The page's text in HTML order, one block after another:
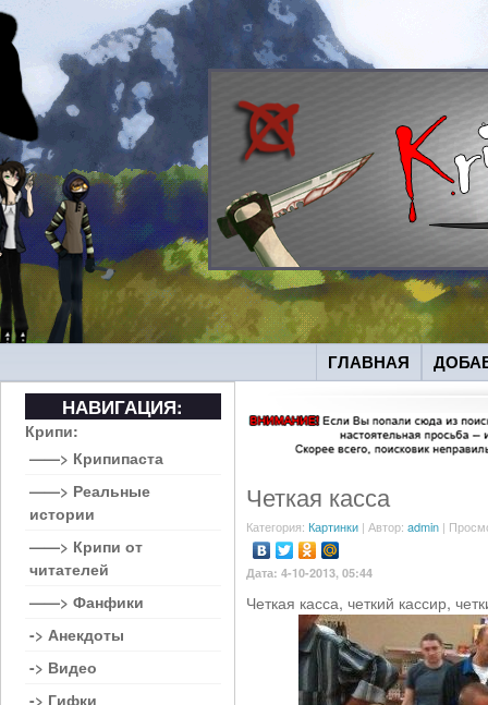
ГЛАВНАЯ
Четкая касса
Категория: Картинки | Автор: admin |
Дата: 4-10-2013, 05:44
Четкая касса, четкий кассир,
НАВИГАЦИЯ:
Крипи:
——> Крипипаста
——> Реальные
истории
——> Крипи от
читателей
——> Фанфики
-> Анекдоты
-> Видео
-> Гифки